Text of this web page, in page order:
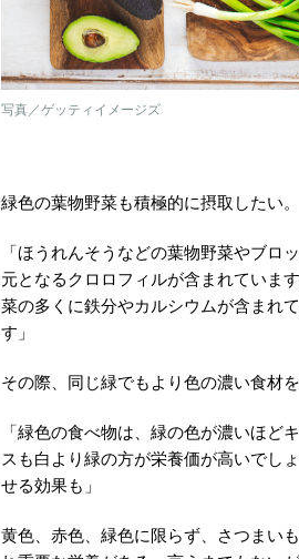
写真／ゲッティイメージズ
緑色の葉物野菜も積極的に摂取したい。
「ほうれんそうなどの葉物野菜やブロ
元となるクロロフィルが含まれていま
菜の多くに鉄分やカルシウムが含まれ
す」
その際、同じ緑でもより色の濃い食材
「緑色の食べ物は、緑の色が濃いほど
スも白より緑の方が栄養価が高いでし
せる効果も」
黄色、赤色、緑色に限らず、さつまい